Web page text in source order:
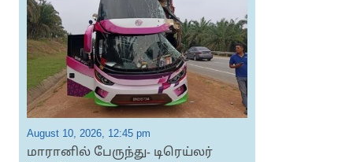
August 10, 2026, 12:45 pm
மாரானில் பேருந்து- டிரெய்லர்